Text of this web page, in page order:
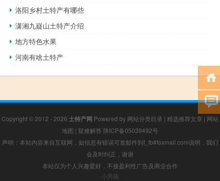
洛阳乡村土特产有哪些
潇湘九嶷山土特产介绍
地方特色水果
河南有啥土特产
Copyright © 2012 - 2026 土特产网 Powered by 网站分类目录 | 精选推荐文章 | 网站
地图 | 疑难解答 陕ICP备05039492号
声明：本站内容来自互联网，如信息有错误可发邮件到f_fb#foxmail.com说明，我们
会及时纠正，谢谢
本站仅为个人兴趣爱好，不接盈利性广告及商业合作
小男孩